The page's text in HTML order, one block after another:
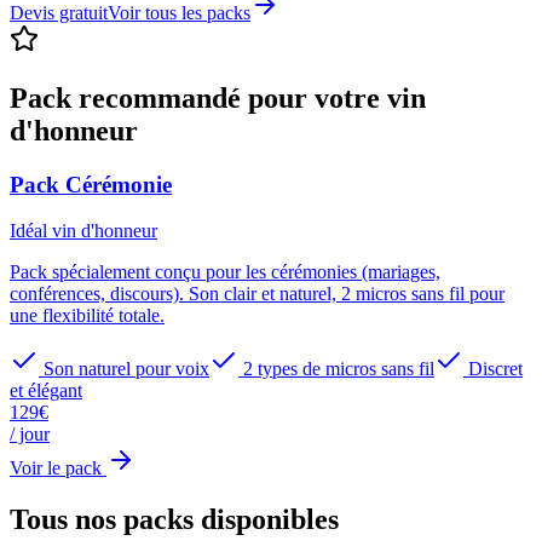
Devis gratuitVoir tous les packs
Pack recommandé pour votre vin
d'honneur
Pack Cérémonie
Idéal vin d'honneur
Pack spécialement conçu pour les cérémonies (mariages,
conférences, discours). Son clair et naturel, 2 micros sans fil pour
une flexibilité totale.
Son naturel pour voix 2 types de micros sans fil
Discret
et élégant
129€
/ jour
Voir le pack
Tous nos packs disponibles